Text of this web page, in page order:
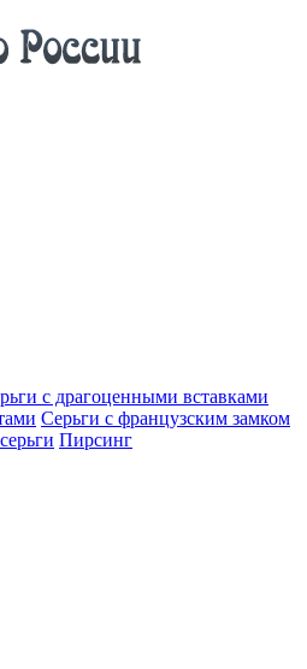
с драгоценными вставками
Серьги с французским замком
Пирсинг